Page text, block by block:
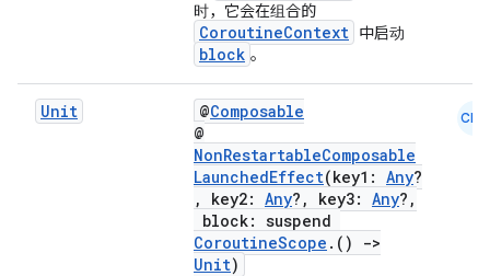
时，它会在组合的
CoroutineContext 中启动
block 。
Unit @Composable
@
NonRestartableComposable
LaunchedEffect(key1: Any?
, key2: Any?, key3: Any?,
block: suspend
CoroutineScope .()
->
Unit)
CMN